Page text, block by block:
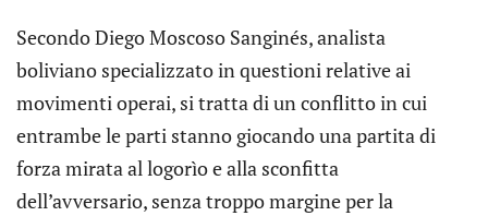
Secondo Diego Moscoso Sanginés, analista
boliviano specializzato in questioni relative ai
movimenti operai, si tratta di un conflitto in cui
entrambe le parti stanno giocando una partita di
forza mirata al logorìo e alla sconfitta
dell’avversario, senza troppo margine per la